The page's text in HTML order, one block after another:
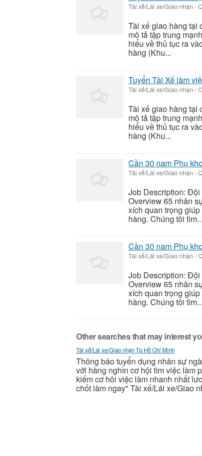
Tài xế/Lái xe/Giao nhận -
Tài xế giao hàng tại
mô tả tập trung
hiểu về thủ tục ra
hàng (Khu...
Tuyển Tài Xế làm
Tài xế/Lái xe/Giao nhận -
Tài xế giao hàng tại
mô tả tập trung
hiểu về thủ tục ra
hàng (Khu...
Cần 30 nam Phụ
Tài xế/Lái xe/Giao nhận -
Job Description: Đội
Overview 65 nhân
xích quan trọng
hàng. Chúng tôi tìm...
Cần 30 nam Phụ
Tài xế/Lái xe/Giao nhận -
Job Description: Đội
Overview 65 nhân
xích quan trọng
hàng. Chúng tôi tìm...
Other searches that may interest
Tài xế/Lái xe/Giao nhận Tp Hồ Chí Minh
Thông báo tuyển dụng nhân sự
với hàng nghìn cơ hội tìm việc làm
kiếm cơ hôi việc làm nhanh nhất
chốt làm ngay" Tài xế/Lái xe/Giao